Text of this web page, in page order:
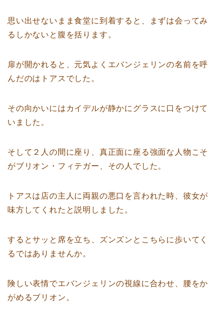
思い出せないまま食堂に到着すると、まずは会ってみ
るしかないと腹を括ります。
扉が開かれると、元気よくエバンジェリンの名前を呼
んだのはトアスでした。
その向かいにはカイデルが静かにグラスに口をつけて
いました。
そして２人の間に座り、真正面に座る強面な人物こそ
がブリオン・フィテガー、その人でした。
トアスは店の主人に両親の悪口を言われた時、彼女が
味方してくれたと説明しました。
するとサッと席を立ち、ズンズンとこちらに歩いてく
るではありませんか。
険しい表情でエバンジェリンの視線に合わせ、腰をか
がめるブリオン。